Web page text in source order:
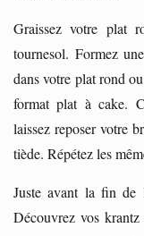
Graissez votre plat
tournesol. Formez
dans votre plat rond
format plat à cake.
laissez reposer votre
tiède. Répétez les
Juste avant la fin de
Découvrez vos